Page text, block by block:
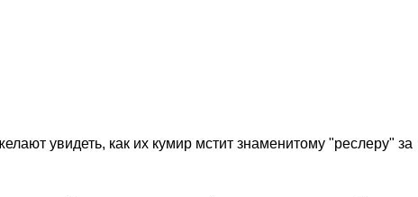
увидеть, как их кумир мстит знаменитому "реслеру" за